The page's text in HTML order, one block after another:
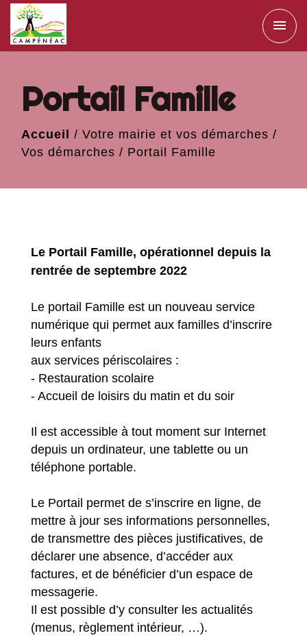
menu
Portail Famille
Accueil / Votre mairie et vos démarches /
Vos démarches / Portail Famille
Le Portail Famille, opérationnel depuis la
rentrée de septembre 2022
Le portail Famille est un nouveau service
numérique qui permet aux familles d’inscrire
leurs enfants
aux services périscolaires :
- Restauration scolaire
- Accueil de loisirs du matin et du soir
Il est accessible à tout moment sur Internet
depuis un ordinateur, une tablette ou un
téléphone portable.
Le Portail permet de s’inscrire en ligne, de
mettre à jour ses informations personnelles,
de transmettre des pièces justificatives, de
déclarer une absence, d’accéder aux
factures, et de bénéficier d’un espace de
messagerie.
Il est possible d’y consulter les actualités
(menus, règlement intérieur, …).